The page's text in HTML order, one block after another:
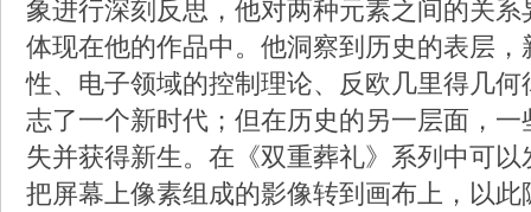
象进行深刻反思，他对两种元素之间的关
体现在他的作品中。他洞察到历史的表层
性、电子领域的控制理论、反欧几里得几何
志了一个新时代；但在历史的另一层面，
失并获得新生。在《双重葬礼》系列中可
把屏幕上像素组成的影像转到画布上，以